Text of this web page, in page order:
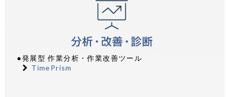
●発展型 作業分析・作業改善ツール
TimePrism